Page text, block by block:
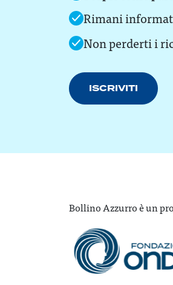
Rimani
Non perderti i
ISCRIVITI
Bollino Azzurro è un